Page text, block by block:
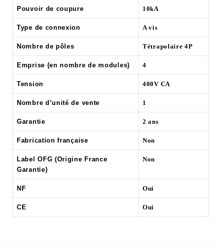
Pouvoir de coupure 10kA
Type de connexion A vis
Nombre de pôles Tétrapolaire 4P
Emprise (en nombre de modules) 4
Tension 400V CA
Nombre d’unité de vente 1
Garantie 2 ans
Fabrication française Non
Label OFG (Origine France
Garantie)
Non
NF Oui
CE Oui